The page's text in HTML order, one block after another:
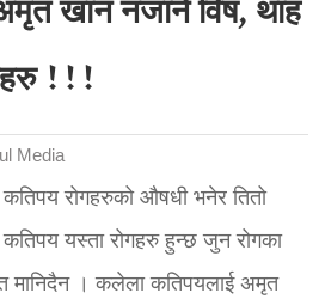
खान नजाने विष, थाह
!!!
Media
रोगहरुको औषधी भनेर तितो
यस्ता रोगहरु हुन्छ जुन रोगका
मानिदैन । कलेला कतिपयलाई अमृत